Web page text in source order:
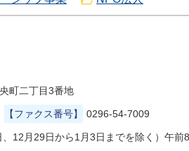
町二丁目3番地
【ファクス番号】 0296-54-7009
、12月29日から1月3日までを除く）午